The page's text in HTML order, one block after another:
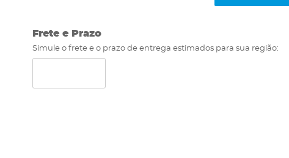
Frete e Prazo
Simule o frete e o prazo de entrega estimados para sua região: